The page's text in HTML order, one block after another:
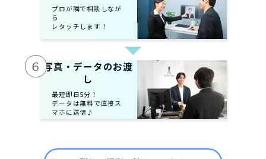
プロが隣で相談しなが
ら
レタッチします！
６ 写真・データのお渡
し
最短即日5分！
データは無料で直接ス
マホに送信♪